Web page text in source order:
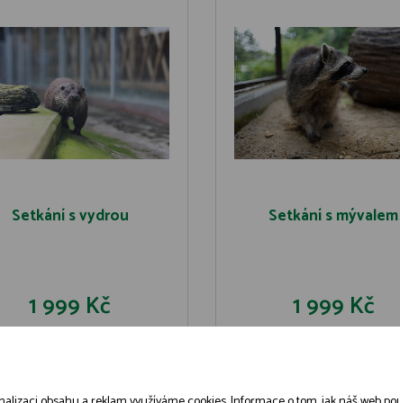
Setkání s vydrou
1 999 Kč
Setkání s mývalem
1 999 Kč